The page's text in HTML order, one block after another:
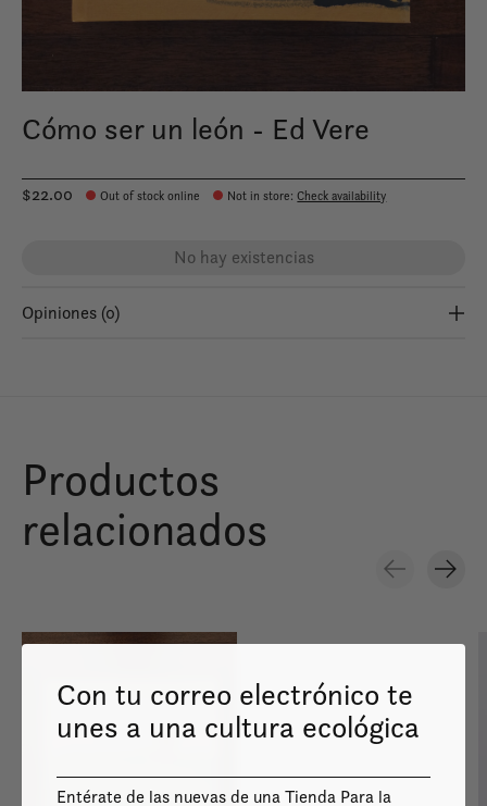
Cómo ser un león - Ed Vere
$22.00 Out of stock online Not in store:Check availability
No hay existencias
Opiniones (0)
Productos
relacionados
Con tu correo electrónico te
unes a una cultura ecológica
Entérate de las nuevas de una Tienda Para la